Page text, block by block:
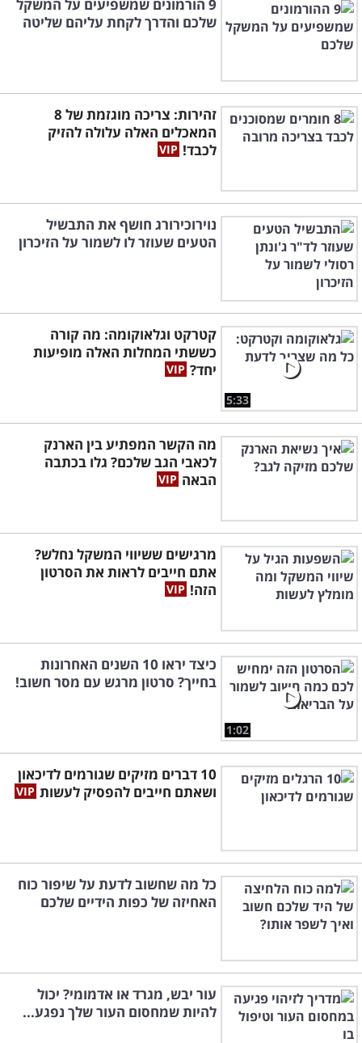
9 הורמונים שמשפיעים על המשקל
שלכם והדרך לקחת עליהם שליטה
זהירות: צריכה מוגזמת של 8
המאכלים האלה עלולה להזיק
לכבד!
נוירוכירורג חושף את התבשיל
הטעים שעוזר לו לשמור על הזיכרון
5:33
קטרקט וגלאוקומה: מה קורה
כששתי המחלות האלה מופיעות
יחד?
מה הקשר המפתיע בין הארנק
לכאבי הגב שלכם? גלו בכתבה
הבאה
מרגישים ששיווי המשקל נחלש?
אתם חייבים לראות את הסרטון
הזה!
1:02
כיצד יראו 10 השנים האחרונות
בחייך? סרטון מרגש עם מסר חשוב!
10 דברים מזיקים שגורמים לדיכאון
ושאתם חייבים להפסיק לעשות
כל מה שחשוב לדעת על שיפור כוח
האחיזה של כפות הידיים שלכם
עור יבש, מגרד או אדמומי? יכול
להיות שמחסום העור שלך נפגע...